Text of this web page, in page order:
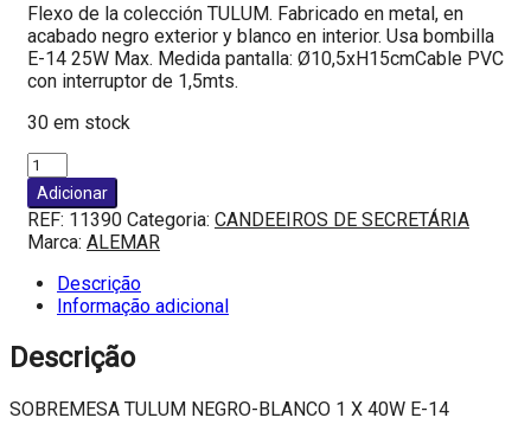
Flexo de la colección TULUM. Fabricado en metal, en
acabado negro exterior y blanco en interior. Usa bombilla
E-14 25W Max. Medida pantalla: Ø10,5xH15cmCable PVC
con interruptor de 1,5mts.
30 em stock
Quantidade
de
SOBREMESA
TULUM
NEGRO-
BLANCO
E-
Adicionar
REF: 11390 Categoria: CANDEEIROS DE SECRETÁRIA
Marca: ALEMAR
Descrição
Informação adicional
Descrição
SOBREMESA TULUM NEGRO-BLANCO 1 X 40W E-14